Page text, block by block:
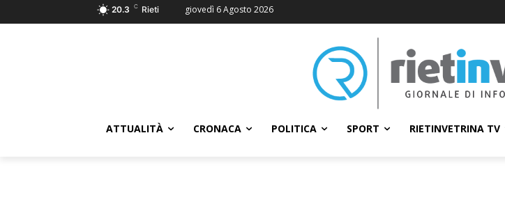
20.3 C Rieti giovedì 6 Agosto 2026
ATTUALITÀ CRONACA POLITICA SPORT RIETINVETRINA TV